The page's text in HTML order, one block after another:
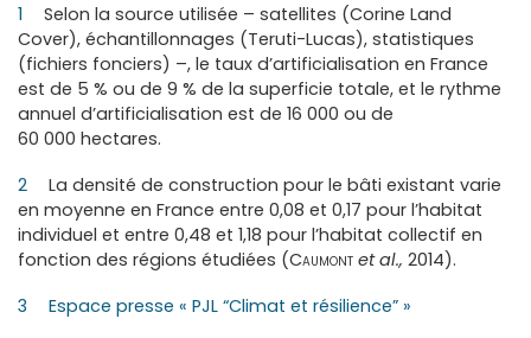
1
Selon la source utilisée – satellites (Corine Land
Cover), échantillonnages (Teruti-Lucas), statistiques
(fichiers fonciers) –, le taux d’artificialisation en France
est de 5 % ou de 9 % de la superficie totale, et le rythme
annuel d’artificialisation est de 16 000 ou de
60 000 hectares.
2
La densité de construction pour le bâti existant varie
en moyenne en France entre 0,08 et 0,17 pour l’habitat
individuel et entre 0,48 et 1,18 pour l’habitat collectif en
fonction des régions étudiées (Caumont et al., 2014).
3
Espace presse « PJL “Climat et résilience” »